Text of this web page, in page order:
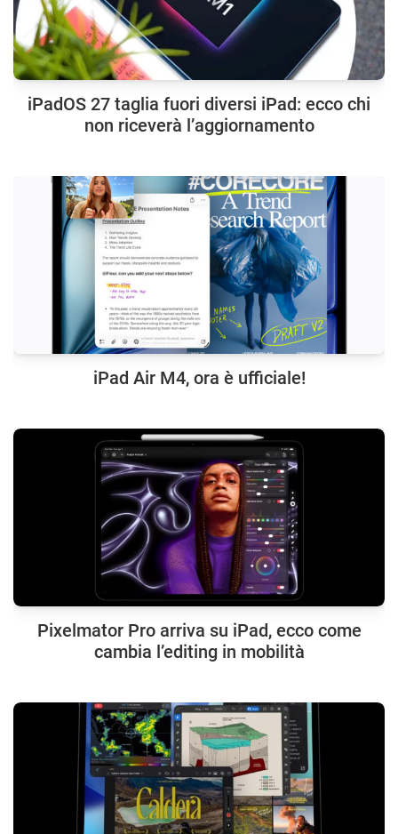
iPadOS 27 taglia fuori diversi iPad: ecco chi
non riceverà l’aggiornamento
iPad Air M4, ora è ufficiale!
Pixelmator Pro arriva su iPad, ecco come
cambia l’editing in mobilità